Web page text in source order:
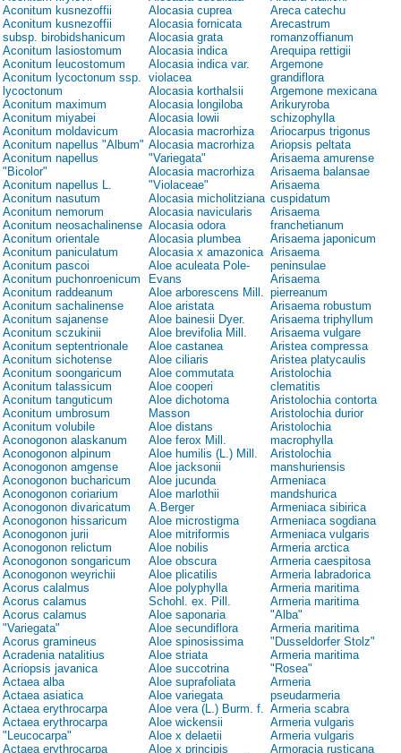
Aconitum kusnezoffii
Aconitum kusnezoffii
subsp. birobidshanicum
Aconitum lasiostomum
Aconitum leucostomum
Aconitum lycoctonum ssp.
lycoctonum
Aconitum maximum
Aconitum miyabei
Aconitum moldavicum
Aconitum napellus "Album"
Aconitum napellus
"Bicolor"
Aconitum napellus L.
Aconitum nasutum
Aconitum nemorum
Aconitum neosachalinense
Aconitum orientale
Aconitum paniculatum
Aconitum pascoi
Aconitum puchonroenicum
Aconitum raddeanum
Aconitum sachalinense
Aconitum sajanense
Aconitum sczukinii
Aconitum septentrionale
Aconitum sichotense
Aconitum soongaricum
Aconitum talassicum
Aconitum tanguticum
Aconitum umbrosum
Aconitum volubile
Aconogonon alaskanum
Aconogonon alpinum
Aconogonon amgense
Aconogonon bucharicum
Aconogonon coriarium
Aconogonon divaricatum
Aconogonon hissaricum
Aconogonon jurii
Aconogonon relictum
Aconogonon songaricum
Aconogonon weyrichii
Acorus calalmus
Acorus calamus
Acorus calamus
"Variegata"
Acorus gramineus
Acradenia natalitius
Acriopsis javanica
Actaea alba
Actaea asiatica
Actaea erythrocarpa
Actaea erythrocarpa
"Leucocarpa"
Actaea erythrocarpa
Alocasia cuprea
Alocasia fornicata
Alocasia grata
Alocasia indica
Alocasia indica var.
violacea
Alocasia korthalsii
Alocasia longiloba
Alocasia lowii
Alocasia macrorhiza
Alocasia macrorhiza
"Variegata"
Alocasia macrorhiza
"Violaceae"
Alocasia micholitziana
Alocasia navicularis
Alocasia odora
Alocasia plumbea
Alocasia x amazonica
Aloe aculeata Pole-
Evans
Aloe arborescens Mill.
Aloe aristata
Aloe bainesii Dyer.
Aloe brevifolia Mill.
Aloe castanea
Aloe ciliaris
Aloe commutata
Aloe cooperi
Aloe dichotoma
Masson
Aloe distans
Aloe ferox Mill.
Aloe humilis (L.) Mill.
Aloe jacksonii
Aloe jucunda
Aloe marlothii
A.Berger
Aloe microstigma
Aloe mitriformis
Aloe nobilis
Aloe obscura
Aloe plicatilis
Aloe polyphylla
Schohl. ex. Pill.
Aloe saponaria
Aloe secundiflora
Aloe spinosissima
Aloe striata
Aloe succotrina
Aloe suprafoliata
Aloe variegata
Aloe vera (L.) Burm. f.
Aloe wickensii
Aloe x delaetii
Aloe x principis
Areca catechu
Arecastrum
romanzoffianum
Arequipa rettigii
Argemone
grandiflora
Argemone mexicana
Arikuryroba
schizophylla
Ariocarpus trigonus
Ariopsis peltata
Arisaema amurense
Arisaema balansae
Arisaema
cuspidatum
Arisaema
franchetianum
Arisaema japonicum
Arisaema
peninsulae
Arisaema
pierreanum
Arisaema robustum
Arisaema triphyllum
Arisaema vulgare
Aristea compressa
Aristea platycaulis
Aristolochia
clematitis
Aristolochia contorta
Aristolochia durior
Aristolochia
macrophylla
Aristolochia
manshuriensis
Armeniaca
mandshurica
Armeniaca sibirica
Armeniaca sogdiana
Armeniaca vulgaris
Armeria arctica
Armeria caespitosa
Armeria labradorica
Armeria maritima
Armeria maritima
"Alba"
Armeria maritima
"Dusseldorfer Stolz"
Armeria maritima
"Rosea"
Armeria
pseudarmeria
Armeria scabra
Armeria vulgaris
Armeria vulgaris
Armoracia rusticana